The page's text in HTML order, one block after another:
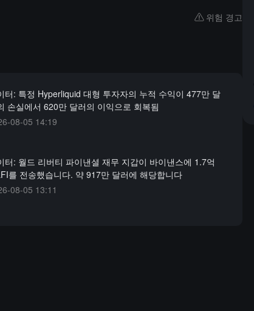
위험 경고
터: 특정 Hyperliquid 대형 투자자의 누적 수익이 477만 달
손실에서 620만 달러의 이익으로 회복됨
08-05 14:19
터: 월드 리버티 파이낸셜 재무 지갑이 바이낸스에 1.7억
를 전송했습니다. 약 917만 달러에 해당합니다
08-05 13:11